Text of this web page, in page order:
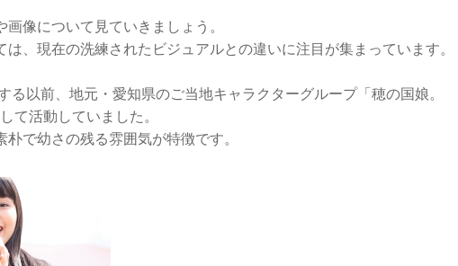
像について見ていきましょう。
は、現在の洗練されたビジュアルとの違いに注目が集まっています。
る以前、地元・愛知県のご当地キャラクターグループ「穂の国娘。
て活動していました。
朴で幼さの残る雰囲気が特徴です。